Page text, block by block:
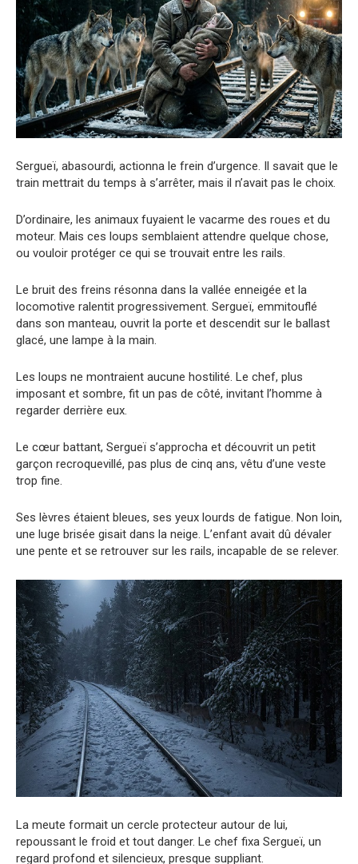
Sergueï, abasourdi, actionna le frein d’urgence. Il savait que le
train mettrait du temps à s’arrêter, mais il n’avait pas le choix.
D’ordinaire, les animaux fuyaient le vacarme des roues et du
moteur. Mais ces loups semblaient attendre quelque chose,
ou vouloir protéger ce qui se trouvait entre les rails.
Le bruit des freins résonna dans la vallée enneigée et la
locomotive ralentit progressivement. Sergueï, emmitouflé
dans son manteau, ouvrit la porte et descendit sur le ballast
glacé, une lampe à la main.
Les loups ne montraient aucune hostilité. Le chef, plus
imposant et sombre, fit un pas de côté, invitant l’homme à
regarder derrière eux.
Le cœur battant, Sergueï s’approcha et découvrit un petit
garçon recroquevillé, pas plus de cinq ans, vêtu d’une veste
trop fine.
Ses lèvres étaient bleues, ses yeux lourds de fatigue. Non loin,
une luge brisée gisait dans la neige. L’enfant avait dû dévaler
une pente et se retrouver sur les rails, incapable de se relever.
La meute formait un cercle protecteur autour de lui,
repoussant le froid et tout danger. Le chef fixa Sergueï, un
regard profond et silencieux, presque suppliant.